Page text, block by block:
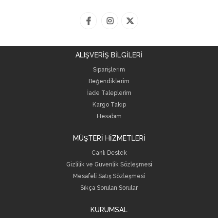
ALIŞVERİŞ BİLGİLERİ
Siparişlerim
Beğendiklerim
İade Taleplerim
Kargo Takip
Hesabım
MÜŞTERİ HİZMETLERİ
Canlı Destek
Gizlilik ve Güvenlik Sözleşmesi
Mesafeli Satış Sözleşmesi
Sıkça Sorulan Sorular
KURUMSAL